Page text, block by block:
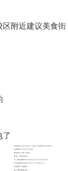
区附近建议美食街
了